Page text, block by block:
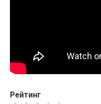
Рейтинг